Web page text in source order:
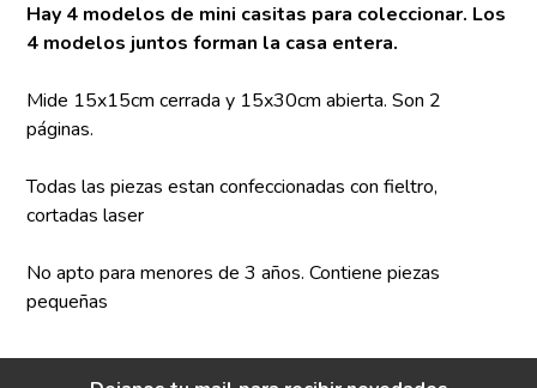
Hay 4 modelos de mini casitas para coleccionar. Los
4 modelos juntos forman la casa entera.
Mide 15x15cm cerrada y 15x30cm abierta. Son 2
páginas.
Todas las piezas estan confeccionadas con fieltro,
cortadas laser
No apto para menores de 3 años. Contiene piezas
pequeñas